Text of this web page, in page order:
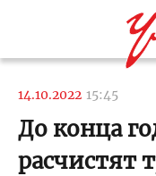
14.10.2022 15:45
До конца
расчистят